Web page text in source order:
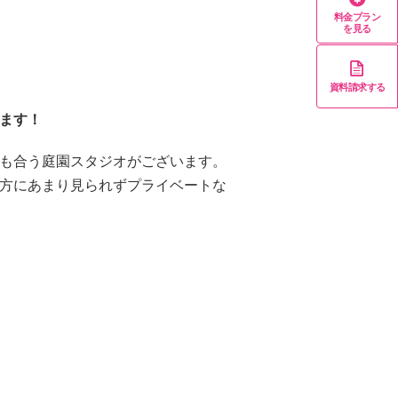
す！
合う庭園スタジオがございます。
にあまり見られずプライベートな
料金プラン
を見る
資料請求する